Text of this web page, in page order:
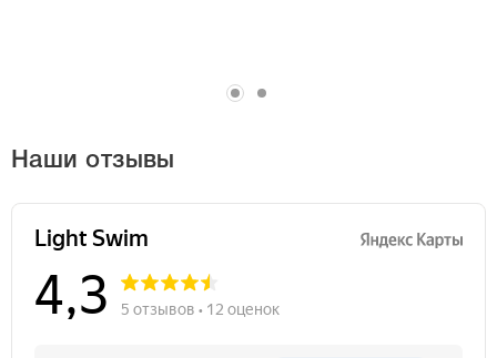
Наши отзывы